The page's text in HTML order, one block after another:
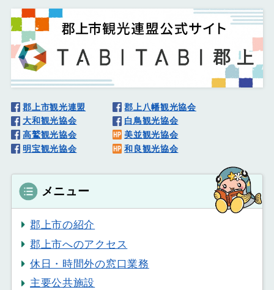
郡上市観光連盟
郡上八幡観光協会
大和観光協会
白鳥観光協会
高鷲観光協会
美並観光協会
明宝観光協会
和良観光協会
メニュー
郡上市の紹介
郡上市へのアクセス
休日・時間外の窓口業務
主要公共施設